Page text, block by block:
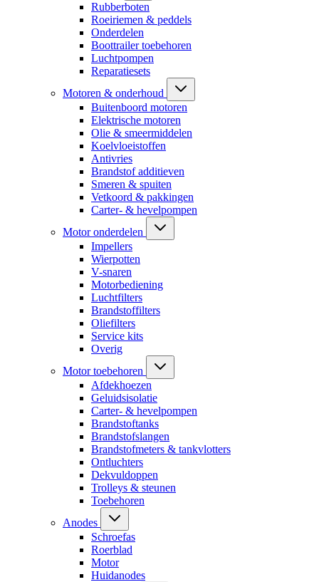
Rubberboten
Roeiriemen & peddels
Onderdelen
Boottrailer toebehoren
Luchtpompen
Reparatiesets
Motoren & onderhoud
Buitenboord motoren
Elektrische motoren
Olie & smeermiddelen
Koelvloeistoffen
Antivries
Brandstof additieven
Smeren & spuiten
Vetkoord & pakkingen
Carter- & hevelpompen
Motor onderdelen
Impellers
Wierpotten
V-snaren
Motorbediening
Luchtfilters
Brandstoffilters
Oliefilters
Service kits
Overig
Motor toebehoren
Afdekhoezen
Geluidsisolatie
Carter- & hevelpompen
Brandstoftanks
Brandstofslangen
Brandstofmeters & tankvlotters
Ontluchters
Dekvuldoppen
Trolleys & steunen
Toebehoren
Anodes
Schroefas
Roerblad
Motor
Huidanodes